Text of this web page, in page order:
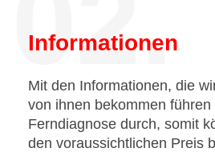
Informationen
Mit den Informationen, die
von ihnen bekommen führen
Ferndiagnose durch, somit
den voraussichtlichen Preis